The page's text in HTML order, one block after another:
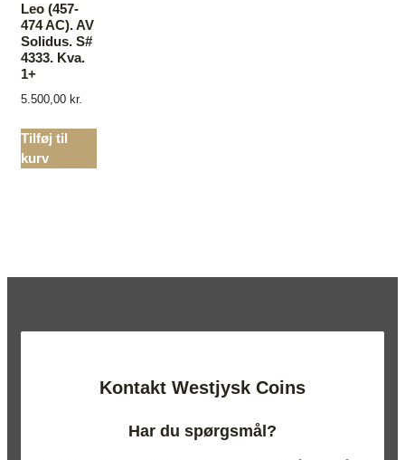
Leo (457-
474 AC). AV
Solidus. S#
4333. Kva.
1+
5.500,00 kr.
Tilføj til
kurv
Kontakt Westjysk Coins
Har du spørgsmål?